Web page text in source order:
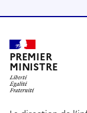
PREMIER
MINISTRE